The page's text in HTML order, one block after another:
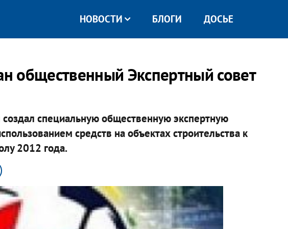
НОВОСТИ БЛОГИ ДОСЬЕ
общественный Экспертный совет
специальную общественную экспертную
средств на объектах строительства к
2012 года.